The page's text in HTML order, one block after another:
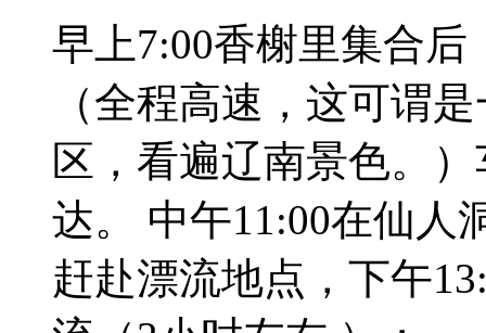
早上7:00香榭里集合
（全程高速，这可谓
区，看遍辽南景色。
达。 中午11:00在仙人
赶赴漂流地点，下午